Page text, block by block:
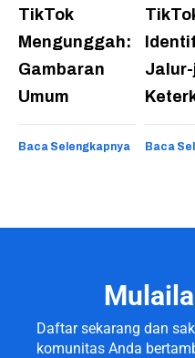
TikTok
Mengunggah:
Gambaran
Umum
Baca Selengkapnya Baca
Daftar sekarang dan
komunitas Anda